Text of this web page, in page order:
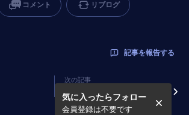
コメント リブログ
記事を報告する
次の記事
マンドゥからクルチーそして
マンドゥ
気に入ったらフォロー
会員登録は不要です